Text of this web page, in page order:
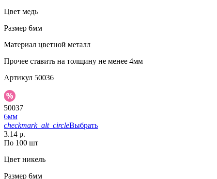
Цвет медь
Размер 6мм
Материал цветной металл
Прочее ставить на толщину не менее 4мм
Артикул 50036
50037
6мм
checkmark_alt_circleВыбрать
3.14 р.
По 100 шт
Цвет никель
Размер 6мм